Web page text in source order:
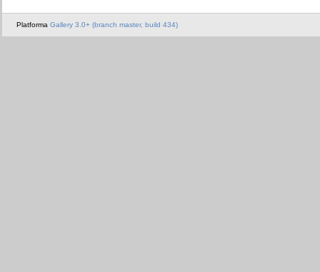
Platforma Gallery 3.0+ (branch master, build 434)